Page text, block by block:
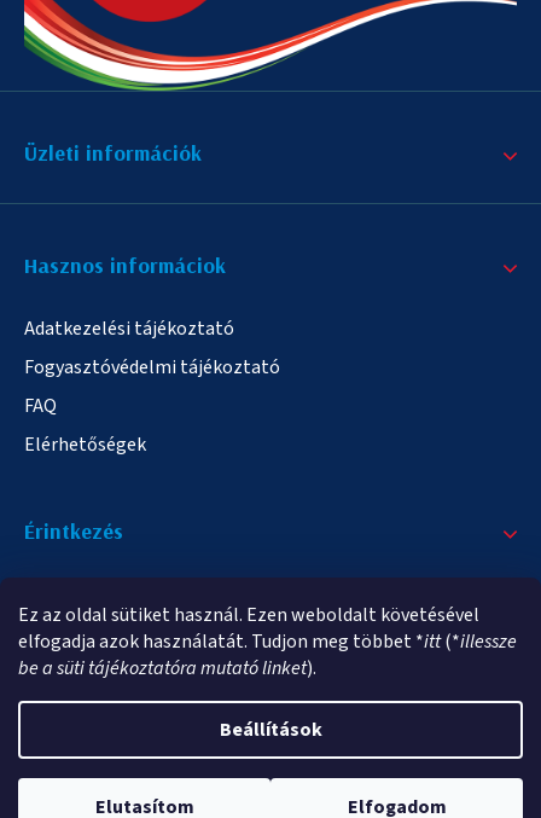
Ez az oldal sütiket használ. Ezen weboldalt követésével
elfogadja azok használatát. Tudjon meg többet *itt(*illessze
be a süti tájékoztatóra mutató linket).
Beállítások
Elutasítom Elfogadom
Üzleti információk
Hasznos informáciok
Adatkezelési tájékoztató
Fogyasztóvédelmi tájékoztató
FAQ
Elérhetőségek
Érintkezés
info@elampa.hu
elampa.hu. Minden jog fenntartva.